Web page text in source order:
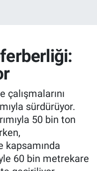
sürdürüyor.
50 bin ton
kapsamında
60 bin metrekare